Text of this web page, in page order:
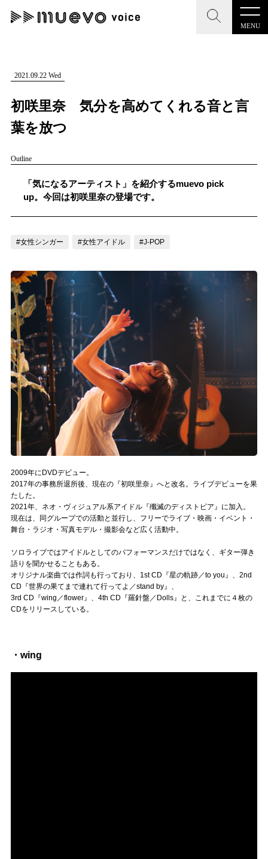
MENU
CLOSE
記事を検索する
人気ワード
#男性SSW #ポップス #女性SSW
CLOSE
"読者の声を形にする”音楽特化メディア
MENU
記事一覧
記事リクエスト
ログイン
LINK
muevoクラウドファンディング
muevoコミュニティ
ぶいクラ！by muevo
ぶいコミュ！by muevo
ぶいマガ！ by muevo
Follow us
2021.09.22 Wed
初咲里奈 気分を高めてくれる音と言
葉を放つ
Outline
「気になるアーティスト」を紹介するmuevo pick
up。今回は初咲里奈の登場です。
#女性シンガー #女性アイドル #J-POP
2009年にDVDデビュー。
2017年の事務所退所後、現在の『初咲里奈』へと改名。ライブデビューを果
たした。
2021年、ネオ・ヴィジュアル系アイドル『殲滅のディストピア』に加入。
現在は、同グループでの活動と並行し、フリーでライブ・映画・イベント・
舞台・ラジオ・写真モデル・撮影会など広く活動中。
ソロライブではアイドルとしてのパフォーマンスだけではなく、ギター弾き
語りを聞かせることもある。
オリジナル楽曲では作詞も行っており、1st CD『星の軌跡／to you』、2nd
CD『世界の果てまで連れて行ってよ／stand by』、
3rd CD『wing／flower』、4th CD『羅針盤／Dolls』と、これまでに４枚の
CDをリリースしている。
・wing